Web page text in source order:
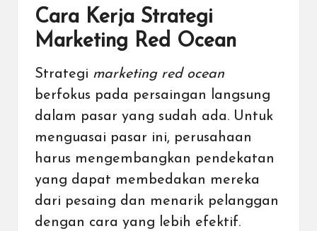
Cara Kerja Strategi
Marketing Red Ocean
Strategi marketing red ocean
berfokus pada persaingan langsung
dalam pasar yang sudah ada. Untuk
menguasai pasar ini, perusahaan
harus mengembangkan pendekatan
yang dapat membedakan mereka
dari pesaing dan menarik pelanggan
dengan cara yang lebih efektif.